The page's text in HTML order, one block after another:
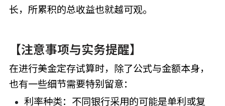
长，所累积的总收益也就越可观。
【注意事项与实务提醒】
在进行美金定存试算时，除了公式与金额本身，
也有一些细节需要特别留意：
利率种类：不同银行采用的可能是单利或复